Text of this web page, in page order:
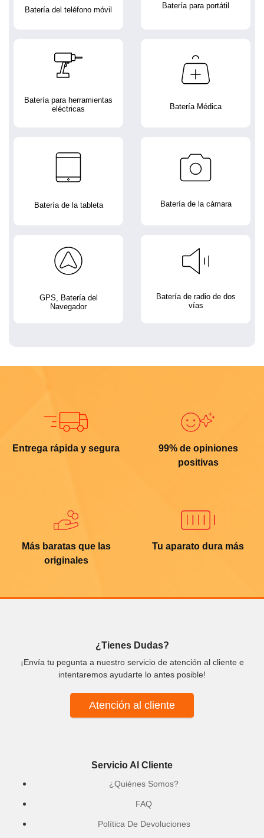
Batería del teléfono móvil Batería para portátil
Batería para herramientas
eléctricas
Batería Médica
Batería de la tableta Batería de la cámara
GPS, Batería del
Navegador
Batería de radio de dos
vías
Entrega rápida y segura
99% de opiniones
positivas
Más baratas que las
originales
Tu aparato dura más
¿Tienes Dudas?
¡Envía tu pegunta a nuestro servicio de atención al cliente e
intentaremos ayudarte lo antes posible!
Atención al cliente
Servicio Al Cliente
¿Quiénes Somos?
FAQ
Política De Devoluciones